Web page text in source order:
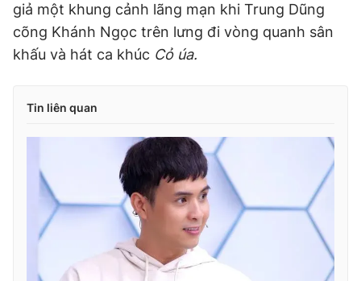
giả một khung cảnh lãng mạn khi Trung Dũng
cõng Khánh Ngọc trên lưng đi vòng quanh sân
khấu và hát ca khúc Cỏ úa.
Tin liên quan